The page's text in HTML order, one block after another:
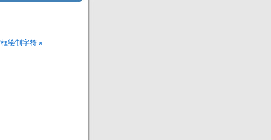
绘制字符 »